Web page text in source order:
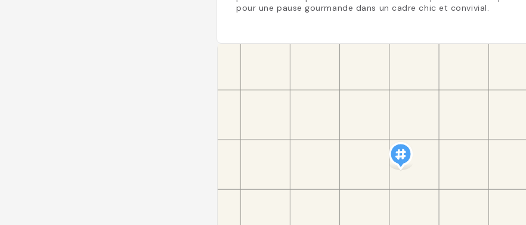
pour une pause gourmande dans un cadre chic et convivial.